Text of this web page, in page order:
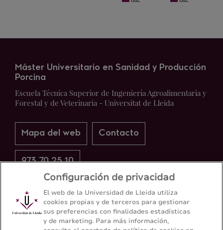
Máster Universitario en Sanidad y Producción
Porcina
Escuela Técnica Superior de Ingeniería Agroalimentaria y
Forestal y de Veterinaria - Universitat de Lleida
Mapa del web Contacto
973 70 25 10
Configuración de privacidad
El web de la Universidad de Lleida utiliza
cookies propias y de terceros para gestionar
sus preferencias con finalidades estadísticas
y de marketing. Para más información,